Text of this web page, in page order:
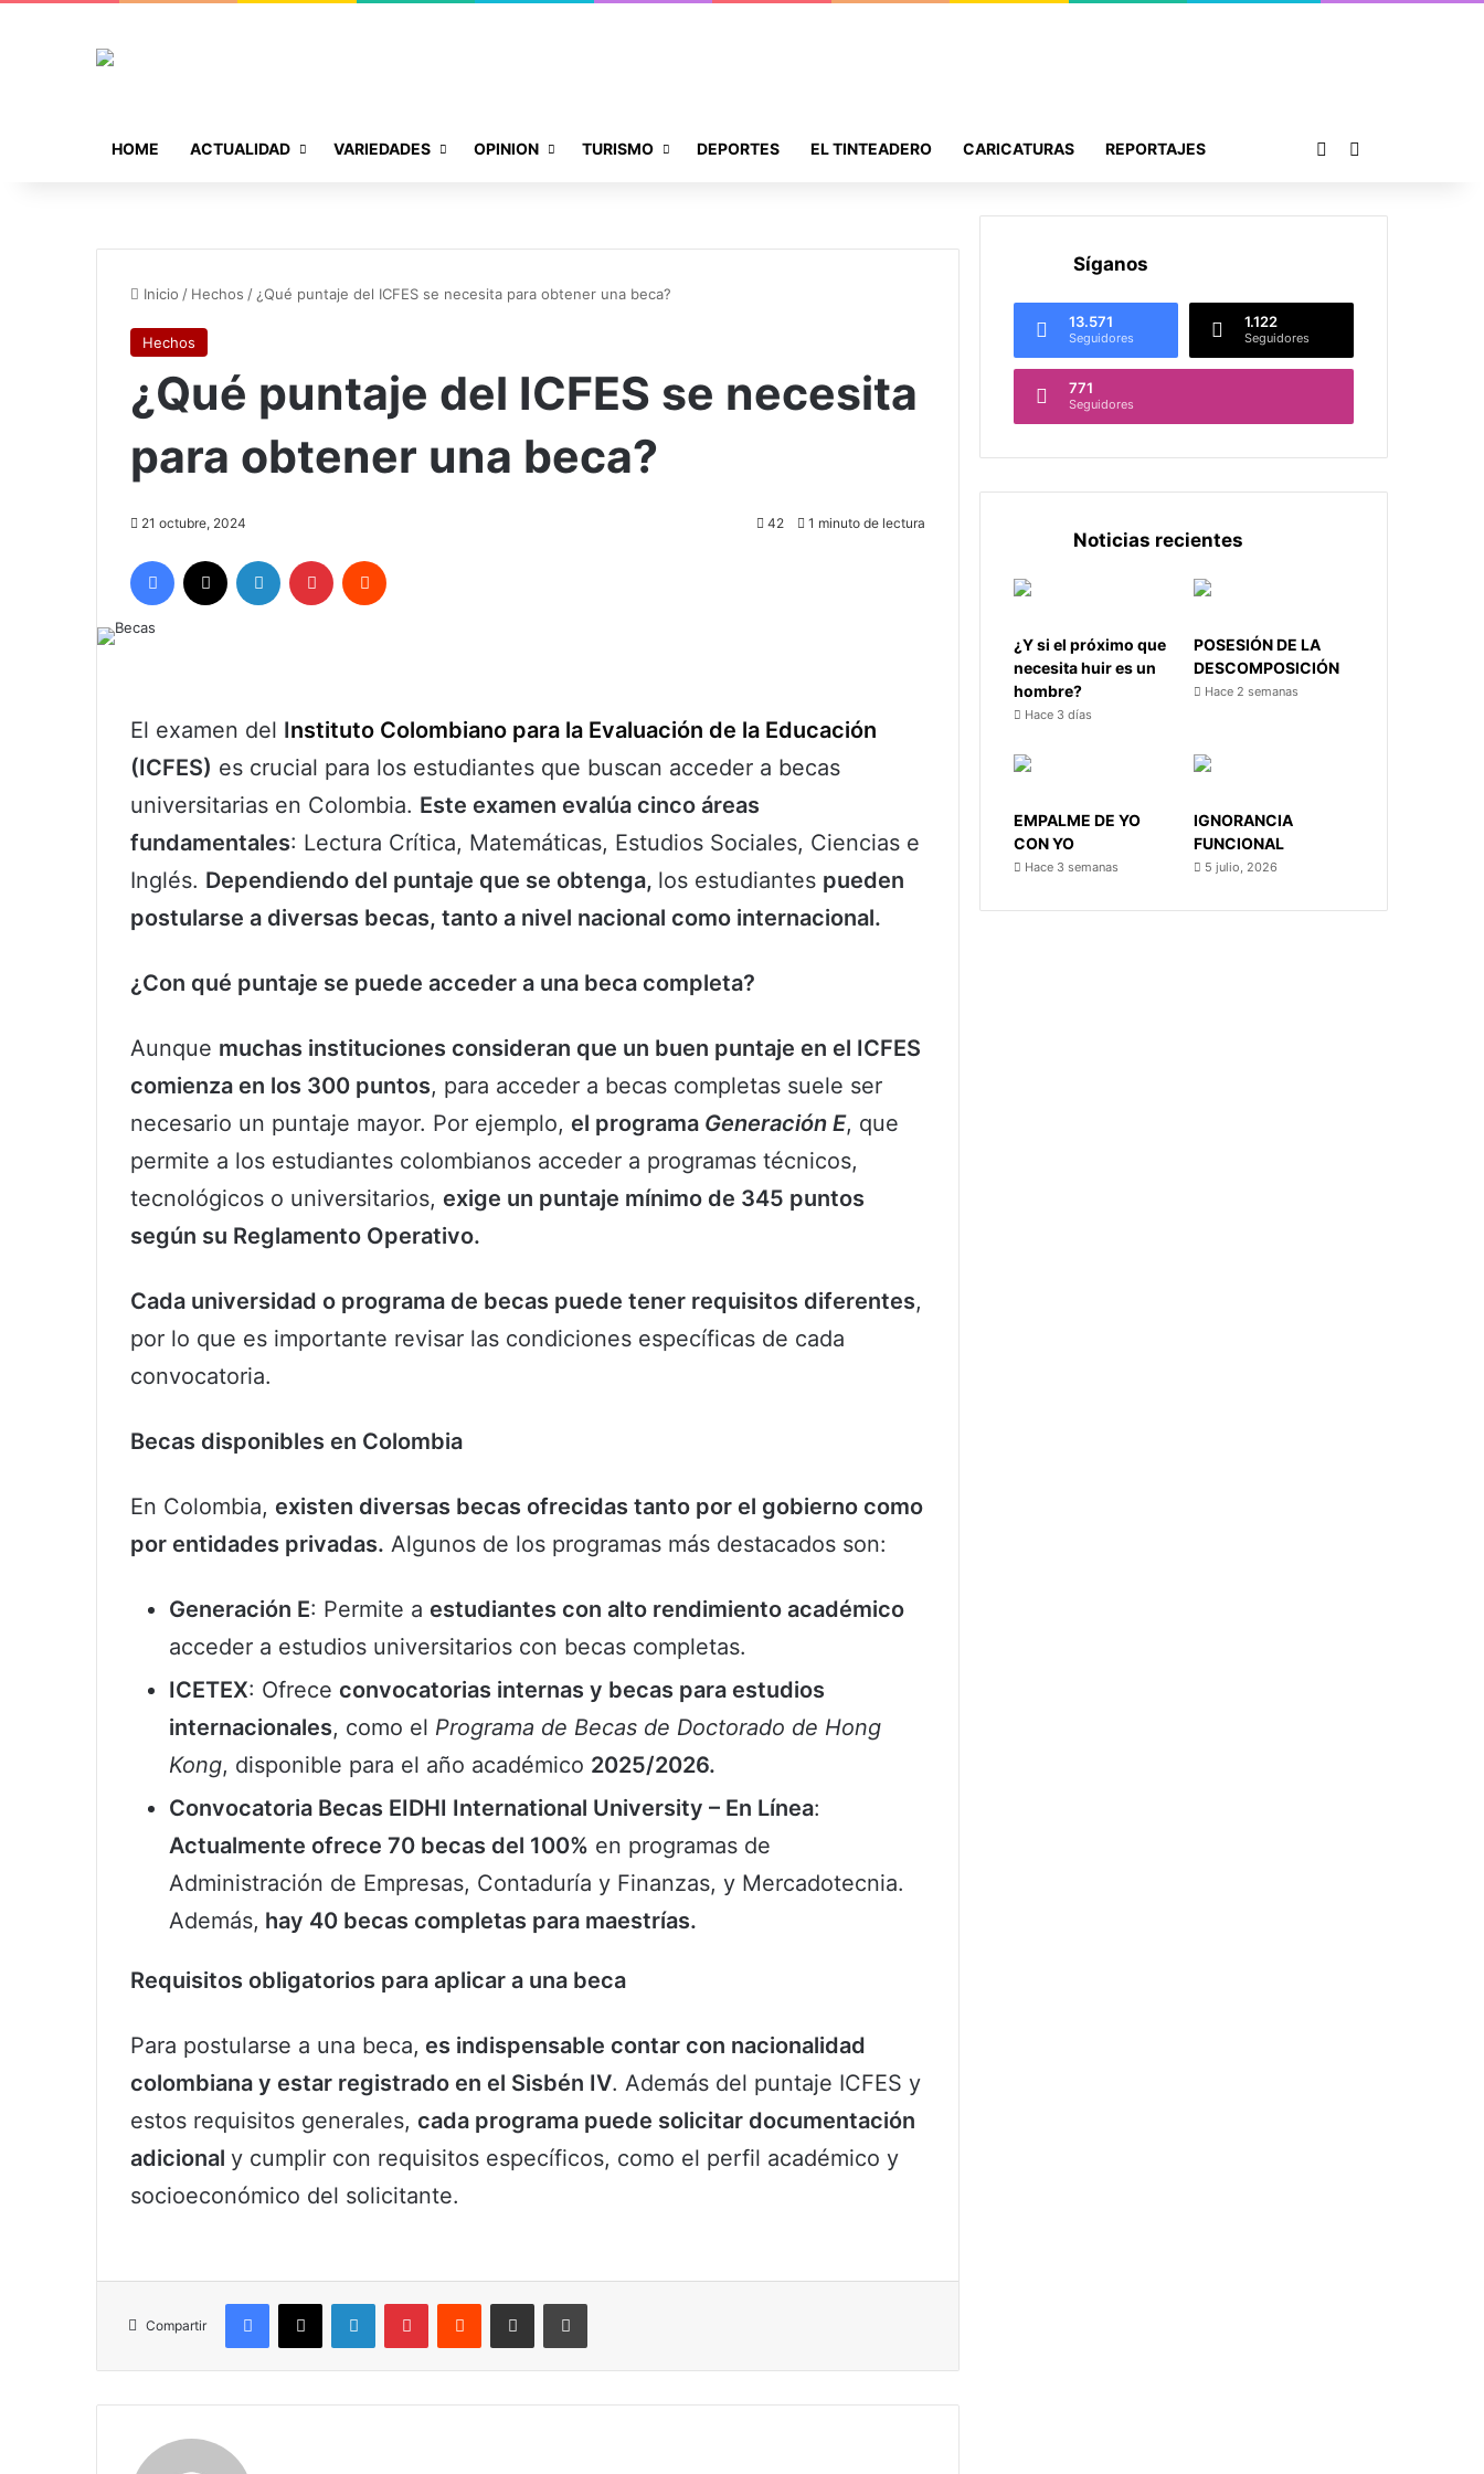
HOME ACTUALIDAD VARIEDADES OPINION TURISMO DEPORTES EL TINTEADERO CARICATURAS REPORTAJES Publicación al azar
Inicio / Hechos / ¿Qué puntaje del ICFES se necesita para obtener una beca?
Hechos
¿Qué puntaje del ICFES se necesita
para obtener una beca?
21 octubre, 2024 42 1 minuto de lectura
Facebook LinkedIn Pinterest
El examen del Instituto Colombiano para la Evaluación de la Educación
(ICFES) es crucial para los estudiantes que buscan acceder a becas
universitarias en Colombia. Este examen evalúa cinco áreas
fundamentales: Lectura Crítica, Matemáticas, Estudios Sociales, Ciencias e
Inglés. Dependiendo del puntaje que se obtenga, los estudiantes pueden
postularse a diversas becas, tanto a nivel nacional como internacional.
¿Con qué puntaje se puede acceder a una beca completa?
Aunque muchas instituciones consideran que un buen puntaje en el ICFES
comienza en los 300 puntos, para acceder a becas completas suele ser
necesario un puntaje mayor. Por ejemplo, el programa Generación E, que
permite a los estudiantes colombianos acceder a programas técnicos,
tecnológicos o universitarios, exige un puntaje mínimo de 345 puntos
según su Reglamento Operativo.
Cada universidad o programa de becas puede tener requisitos diferentes,
por lo que es importante revisar las condiciones específicas de cada
convocatoria.
Becas disponibles en Colombia
En Colombia, existen diversas becas ofrecidas tanto por el gobierno como
por entidades privadas. Algunos de los programas más destacados son:
Generación E: Permite a estudiantes con alto rendimiento académico
acceder a estudios universitarios con becas completas.
ICETEX: Ofrece convocatorias internas y becas para estudios
internacionales, como el Programa de Becas de Doctorado de Hong
Kong, disponible para el año académico 2025/2026.
Convocatoria Becas EIDHI International University – En Línea:
Actualmente ofrece 70 becas del 100% en programas de
Administración de Empresas, Contaduría y Finanzas, y Mercadotecnia.
Además, hay 40 becas completas para maestrías.
Requisitos obligatorios para aplicar a una beca
Para postularse a una beca, es indispensable contar con nacionalidad
colombiana y estar registrado en el Sisbén IV. Además del puntaje ICFES y
estos requisitos generales, cada programa puede solicitar documentación
adicional y cumplir con requisitos específicos, como el perfil académico y
socioeconómico del solicitante.
Compartir
Facebook
X LinkedInPinterestReddit Compartir por correo electrónicoImprimir
Síganos
13.571
Seguidores
1.122
Seguidores
771
Seguidores
Noticias recientes
¿Y si el próximo que
necesita huir es un
hombre?
Hace 3 días
POSESIÓN DE LA
DESCOMPOSICIÓN
Hace 2 semanas
EMPALME DE YO
CON YO
Hace 3 semanas
IGNORANCIA
FUNCIONAL
5 julio, 2026